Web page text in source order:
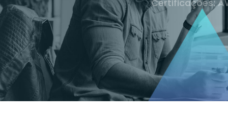
Certificações: AWS Partner, Microsoft Gold
Fale Conosco